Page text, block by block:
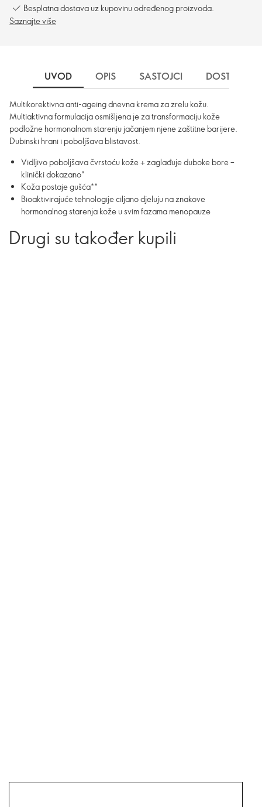
Besplatna dostava uz kupovinu određenog proizvoda.
Saznajte više
UVOD OPIS SASTOJCI DOSTAVA
Multikorektivna anti-ageing dnevna krema za zrelu kožu.
Multiaktivna formulacija osmišljena je za transformaciju kože
podložne hormonalnom starenju jačanjem njene zaštitne barijere.
Dubinski hrani i poboljšava blistavost.
Vidljivo poboljšava čvrstoću kože + zaglađuje duboke bore –
klinički dokazano*
Koža postaje gušća**
Bioaktivirajuće tehnologije ciljano djeluju na znakove
hormonalnog starenja kože u svim fazama menopauze
Drugi su također kupili